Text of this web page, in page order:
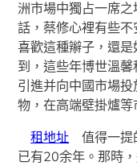
洲市場中獨占一席
話，蔡修心裡有些
喜歡這種辮子，還是
到，這些年博世溫
引進并向中國市場
物，在高端壁掛爐等
租地址 值得一提
已有20余年。那時